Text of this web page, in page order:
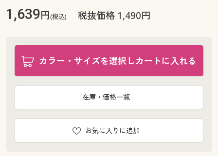
1,639円(税込) 税抜価格 1,490円
カラー・サイズを選択しカートに入れる
お気に入りに追加
在庫・価格一覧